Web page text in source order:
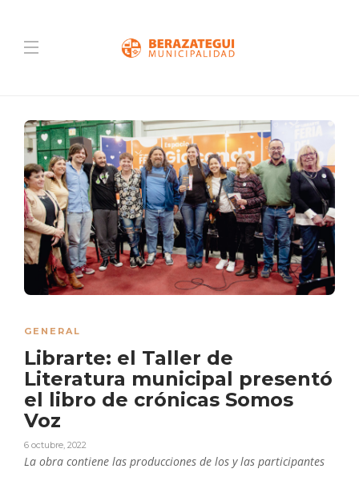
GENERAL
Librarte: el Taller de
Literatura municipal presentó
el libro de crónicas Somos
Voz
6 octubre, 2022
La obra contiene las producciones de los y las participantes